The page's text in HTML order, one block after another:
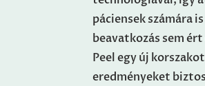
páciensek számára
beavatkozás sem
Peel egy új
eredményeket